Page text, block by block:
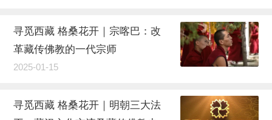
寻觅西藏 格桑花开｜宗喀巴：改
革藏传佛教的一代宗师
2025-01-15
寻觅西藏 格桑花开｜明朝三大法